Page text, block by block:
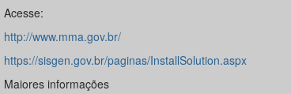
Acesse:
http://www.mma.gov.br/
https://sisgen.gov.br/paginas/InstallSolution.aspx
Maiores informações